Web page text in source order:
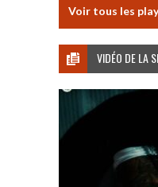
Voir tous les
VIDÉO DE LA